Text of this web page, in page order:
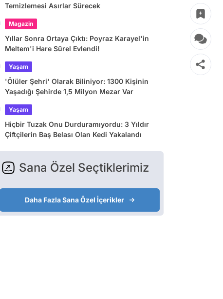
Temizlemesi Asırlar Sürecek
Magazin
Yıllar Sonra Ortaya Çıktı: Poyraz Karayel'in
Meltem'i Hare Sürel Evlendi!
Yaşam
'Ölüler Şehri' Olarak Biliniyor: 1300 Kişinin
Yaşadığı Şehirde 1,5 Milyon Mezar Var
Yaşam
Hiçbir Tuzak Onu Durduramıyordu: 3 Yıldır
Çiftçilerin Baş Belası Olan Kedi Yakalandı
Sana Özel Seçtiklerimiz
Daha Fazla Sana Özel İçerikler